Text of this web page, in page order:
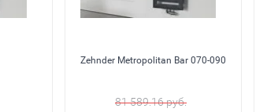
Zehnder Metropolitan Bar 070-090
81 589.16руб.